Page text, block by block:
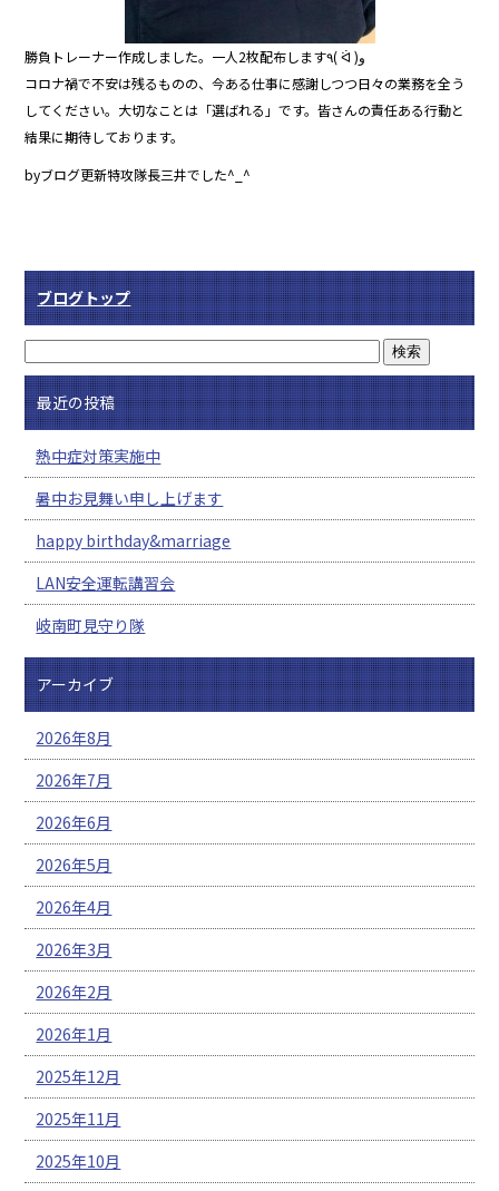
勝負トレーナー作成しました。一人2枚配布します٩( ᐛ )و
コロナ禍で不安は残るものの、今ある仕事に感謝しつつ日々の業務を全う
してください。大切なことは「選ばれる」です。皆さんの責任ある行動と
結果に期待しております。
byブログ更新特攻隊長三井でした^_^
ブログトップ
最近の投稿
熱中症対策実施中
暑中お見舞い申し上げます
happy birthday&marriage
LAN安全運転講習会
岐南町見守り隊
アーカイブ
2026年8月
2026年7月
2026年6月
2026年5月
2026年4月
2026年3月
2026年2月
2026年1月
2025年12月
2025年11月
2025年10月